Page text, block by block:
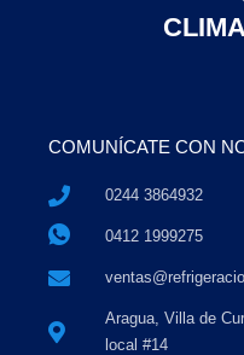
COMUNÍCATE CON
0244 3864932
0412 1999275
Aragua, Villa de
local #14